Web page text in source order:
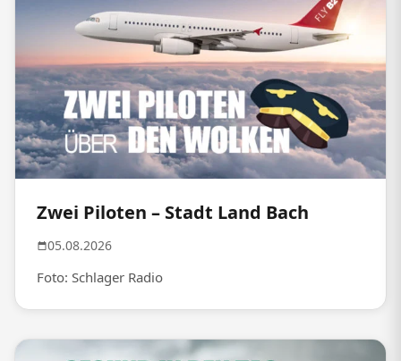
Zwei Piloten – Stadt Land Bach
05.08.2026
Foto: Schlager Radio